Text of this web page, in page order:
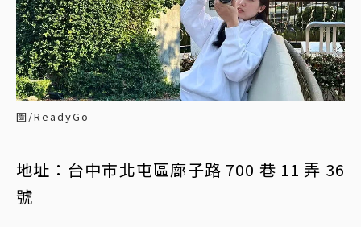
圖/ReadyGo
地址：台中市北屯區廍子路 700 巷 11 弄 36
號